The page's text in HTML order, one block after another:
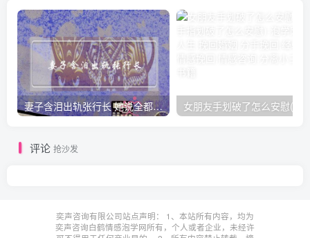
妻子含泪出轨张行长 她说全都是因为家中
评论 抢沙发
奕声咨询有限公司站点声明： 1、本站所有内容，均为
奕声咨询白鹤情感泡学网所有，个人或者企业，未经许